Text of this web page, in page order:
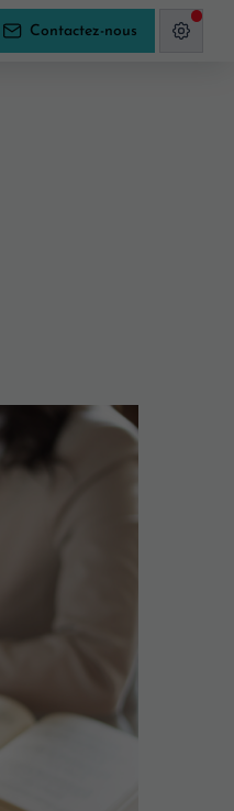
Contactez-nous